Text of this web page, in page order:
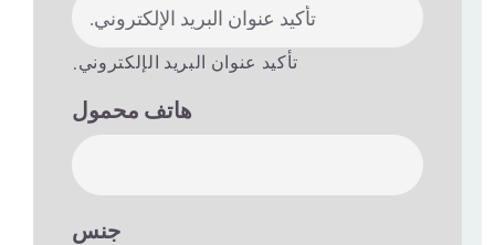
.تأكيد عنوان البريد الإلكتروني
هاتف محمول
جنس